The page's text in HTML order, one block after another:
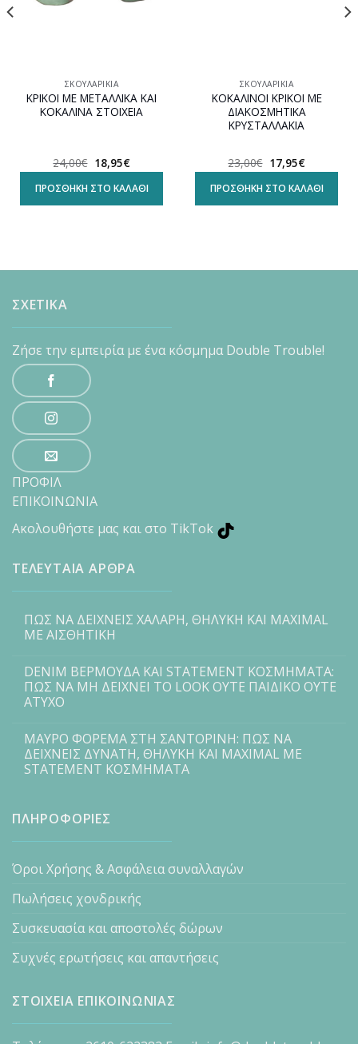
ΣΚΟΥΛΑΡΊΚΙΑ
ΚΡΙΚΟΙ ΜΕ ΜΕΤΑΛΛΙΚΑ ΚΑΙ
ΚΟΚΑΛΙΝΑ ΣΤΟΙΧΕΙΑ
24,00€ Original
price
was:
24,00€.
18,95€Η
τρέχουσα
τιμή
είναι:
18,95€.
ΠΡΟΣΘΉΚΗ ΣΤΟ ΚΑΛΆΘΙ
ΣΚΟΥΛΑΡΊΚΙΑ
ΚΟΚΑΛΙΝΟΙ ΚΡΙΚΟΙ ΜΕ
ΔΙΑΚΟΣΜΗΤΙΚΑ
ΚΡΥΣΤΑΛΛΑΚΙΑ
23,00€ Original
price
was:
23,00€.
17,95€Η
τρέχουσα
τιμή
είναι:
17,95€.
ΠΡΟΣΘΉΚΗ ΣΤΟ ΚΑΛΆΘΙ
ΣΧΕΤΙΚΑ
Ζήσε την εμπειρία με ένα κόσμημα Double Trouble!
ΠΡΟΦΙΛ
ΕΠΙΚΟΙΝΩΝΙΑ
Ακολουθήστε μας και στο TikTok
ΤΕΛΕΥΤΑΙΑ ΑΡΘΡΑ
ΠΩΣ ΝΑ ΔΕΙΧΝΕΙΣ ΧΑΛΑΡΗ, ΘΗΛΥΚΗ ΚΑΙ MAXIMAL
ΜΕ ΑΙΣΘΗΤΙΚΗ
DENIM ΒΕΡΜΟΥΔΑ ΚΑΙ STATEMENT ΚΟΣΜΗΜΑΤΑ:
ΠΩΣ ΝΑ ΜΗ ΔΕΙΧΝΕΙ ΤΟ LOOK ΟΥΤΕ ΠΑΙΔΙΚΟ ΟΥΤΕ
ΑΤΥΧΟ
ΜΑΥΡΟ ΦΟΡΕΜΑ ΣΤΗ ΣΑΝΤΟΡΙΝΗ: ΠΩΣ ΝΑ
ΔΕΙΧΝΕΙΣ ΔΥΝΑΤΗ, ΘΗΛΥΚΗ ΚΑΙ MAXIMAL ΜΕ
STATEMENT ΚΟΣΜΗΜΑΤΑ
ΠΛΗΡΟΦΟΡΙΕΣ
Όροι Χρήσης & Ασφάλεια συναλλαγών
Πωλήσεις χονδρικής
Συσκευασία και αποστολές δώρων
Συχνές ερωτήσεις και απαντήσεις
ΣΤΟΙΧΕΙΑ ΕΠΙΚΟΙΝΩΝΙΑΣ